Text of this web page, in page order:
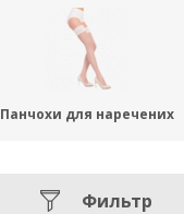
Панчохи для наречених
Фильтр